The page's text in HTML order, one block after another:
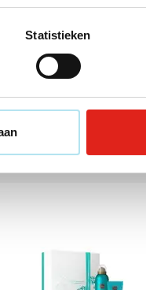
Statistieken
The Ritual
Large
46,56
Vanaf 20 stuks
Levering vanaf12 augustus